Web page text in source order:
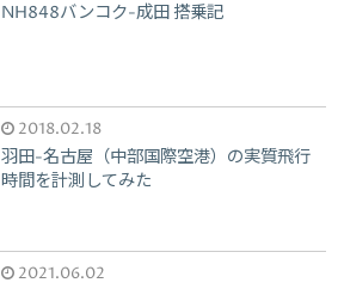
NH848バンコク-成田 搭乗記
2018.02.18
羽田-名古屋（中部国際空港）の実質飛行
時間を計測してみた
2021.06.02